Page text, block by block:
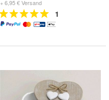
+ 6,95 € Versand
1